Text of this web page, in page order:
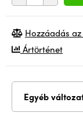
Hozzáadás
Ártörténet